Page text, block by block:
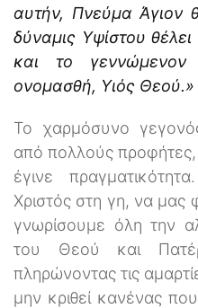
αυτήν, Πνεύμα Άγιον
δύναμις Υψίστου θέλει
και το
ονομασθή, Υιός Θεού.»
Το χαρμόσυνο
από πολλούς προφήτες,
έγινε
Χριστός στη γη, να μας
γνωρίσουμε όλη την
του Θεού και
πληρώνοντας τις
μην κριθεί κανένας